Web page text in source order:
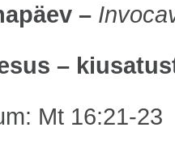
–
–
Mt 16:21-23